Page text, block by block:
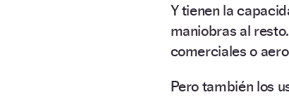
Y tienen la
maniobras al
comerciales o
Pero también los